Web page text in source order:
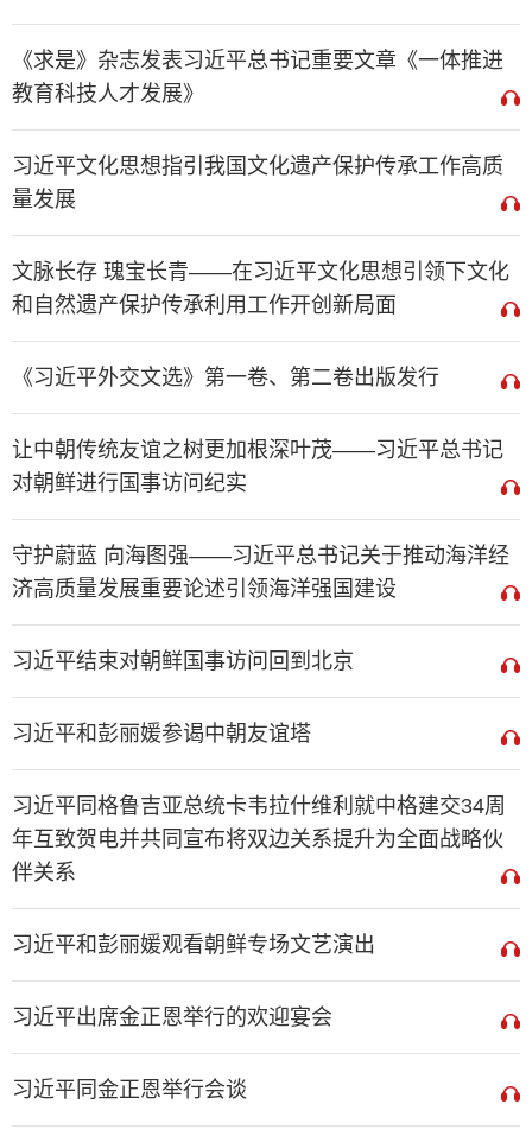
《求是》杂志发表习近平总书记重要文章《一体推进
教育科技人才发展》
习近平文化思想指引我国文化遗产保护传承工作高质
量发展
文脉长存 瑰宝长青——在习近平文化思想引领下文化
和自然遗产保护传承利用工作开创新局面
《习近平外交文选》第一卷、第二卷出版发行
让中朝传统友谊之树更加根深叶茂——习近平总书记
对朝鲜进行国事访问纪实
守护蔚蓝 向海图强——习近平总书记关于推动海洋经
济高质量发展重要论述引领海洋强国建设
习近平结束对朝鲜国事访问回到北京
习近平和彭丽媛参谒中朝友谊塔
习近平同格鲁吉亚总统卡韦拉什维利就中格建交34周
年互致贺电并共同宣布将双边关系提升为全面战略伙
伴关系
习近平和彭丽媛观看朝鲜专场文艺演出
习近平出席金正恩举行的欢迎宴会
习近平同金正恩举行会谈